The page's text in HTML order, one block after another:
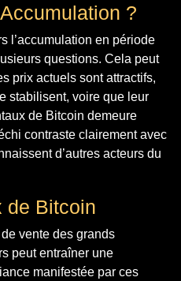
?
l’accumulation en période
questions. Cela peut
prix actuels sont attractifs,
stabilisent, voire que leur
de Bitcoin demeure
contraste clairement avec
d’autres acteurs du
de Bitcoin
vente des grands
peut entraîner une
manifestée par ces